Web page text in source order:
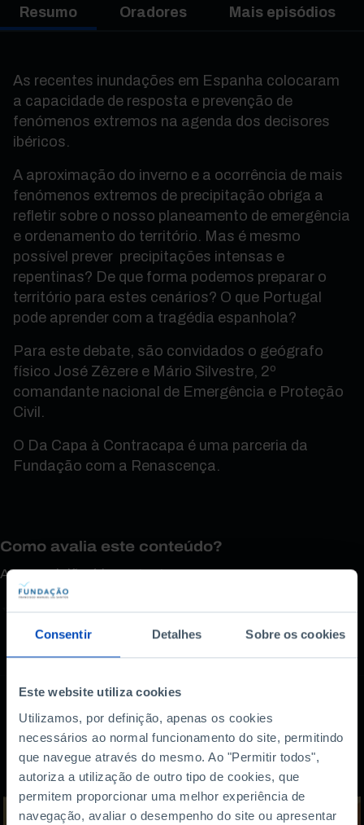
Consentir Detalhes Sobre os cookies
Este website utiliza cookies
Utilizamos, por definição, apenas os cookies
necessários ao normal funcionamento do site, permitindo
que navegue através do mesmo. Ao "Permitir todos",
autoriza a utilização de outro tipo de cookies, que
permitem proporcionar uma melhor experiência de
navegação, avaliar o desempenho do site ou apresentar
Resumo Oradores Mais episódios
As recentes inundações em Espanha colocaram
a capacidade de resposta e prevenção de
fenómenos extremos na agenda dos decisores
ibéricos.
A aproximação do inverno e a ocorrência de mais
fenómenos extremos de precipitação obriga a
refletir sobre o nosso planeamento de emergência
e ordenamento do território. Mas é mesmo
possível prever precipitações intensas e
repentinas? De que forma podemos preparar o
território para estes cenários? O que Portugal
pode aprender com a tragédia espanhola?
Para este debate, são convidados o geógrafo
físico José Zêzere e Mário Silvestre, 2º
comandante nacional de Emergência e Proteção
Civil.
O Da Capa à Contracapa é uma parceria da
Fundação com a Renascença.
Como avalia este conteúdo?
A sua opinião é importante.
Também lhe pode
interessar